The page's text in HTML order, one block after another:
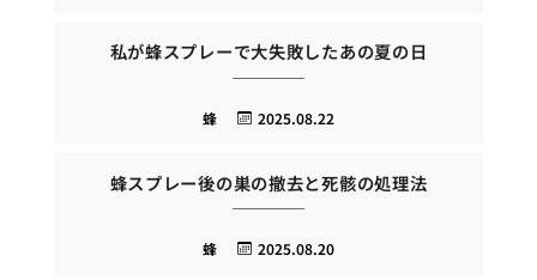
私が蜂スプレーで大失敗したあの夏の日
2025.08.22
蜂
蜂スプレー後の巣の撤去と死骸の処理法
2025.08.20
蜂